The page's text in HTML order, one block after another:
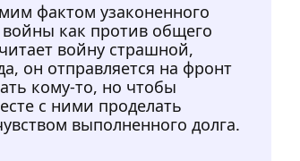
фактом узаконенного
как против общего
войну страшной,
он отправляется на фронт
кому-то, но чтобы
с ними проделать
выполненного долга.